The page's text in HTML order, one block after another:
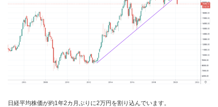
日経平均株価が約1年2カ月ぶりに2万円を割り込んでいます。